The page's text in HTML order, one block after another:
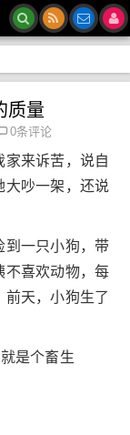
质量
0条评论
来诉苦，说自
大吵一架，还说
到一只小狗，带
不喜欢动物，每
天，小狗生了
是个畜生